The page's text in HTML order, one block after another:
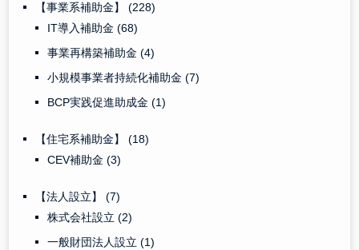
【事業系補助金】(228)
IT導入補助金(68)
事業再構築補助金(4)
小規模事業者持続化補助金(7)
BCP実践促進助成金(1)
【住宅系補助金】(18)
CEV補助金(3)
【法人設立】(7)
株式会社設立(2)
一般財団法人設立(1)